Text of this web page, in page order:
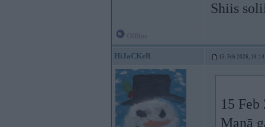
Shiis
HiJaCKeR 15. Feb 2026, 19:14
15
Manā